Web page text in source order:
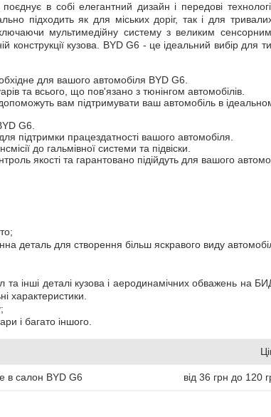
в собі елегантний дизайн і передові
підходить як для міських доріг, так і для
мультимедійну систему з великим
конструкції кузова. BYD G6 - це ідеальний вибір для
для вашого автомобіля BYD G6.
та всього, що пов'язано з тюнінгом автомобілів.
вам підтримувати ваш автомобіль в
G6.
підтримки працездатності вашого автомобіля.
до гальмівної системи та підвіски.
якості та гарантовано підійдуть для вашого
деталь для створення більш яскравого виду
інші деталі кузова і аеродинамічних обважень на
характеристики.
і багато іншого.
в салон BYD G6 від 36 грн до 120